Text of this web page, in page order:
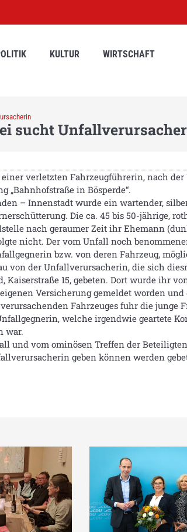
KULTUR WIRTSCHAFT
sucht
verletzten Fahrzeugführerin, nach der
„Bahnhofstraße in Bösperde“.
– Innenstadt wurde ein wartender,
Die ca. 45 bis 50-jährige,
nach geraumer Zeit ihr Ehemann
nicht. Der vom Unfall noch
bzw. von deren Fahrzeug,
von der Unfallverursacherin, die sich
15, gebeten. Dort wurde ihr
Versicherung gemeldet worden
Fahrzeuges fuhr die
welche irgendwie geartete
war.
und vom ominösen Treffen der
geben können werden